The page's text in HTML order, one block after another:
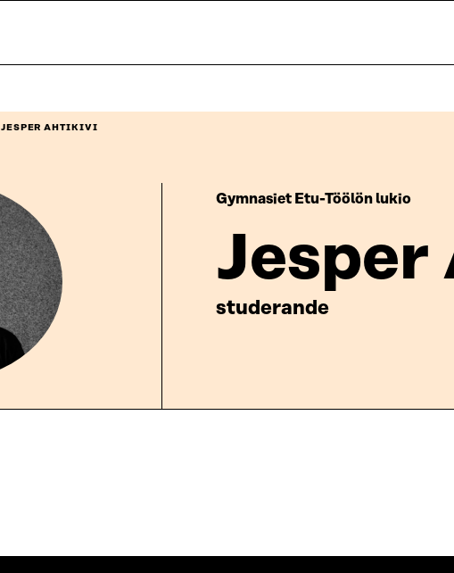
JESPER AHTIKIVI
Gymnasiet Etu-Töölön lukio
studerande